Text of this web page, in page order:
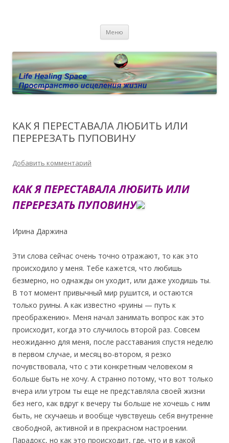
Личный сайт Елены Барымовой
исцелении воспоминанием и ренкарнационике. Услуги.
Меню
КАК Я ПЕРЕСТАВАЛА ЛЮБИТЬ ИЛИ
ПЕРЕРЕЗАТЬ ПУПОВИНУ
Добавить комментарий
КАК Я ПЕРЕСТАВАЛА ЛЮБИТЬ ИЛИ
ПЕРЕРЕЗАТЬ ПУПОВИНУ
Ирина Даржина
Эти слова сейчас очень точно отражают, то как это
происходило у меня. Тебе кажется, что любишь
безмерно, но однажды он уходит, или даже уходишь ты.
В тот момент привычный мир рушится, и остаются
только руины. А как известно «руины — путь к
преображению». Меня начал занимать вопрос как это
происходит, когда это случилось второй раз. Совсем
неожиданно для меня, после расставания спустя неделю
в первом случае, и месяц во-втором, я резко
почувствовала, что с эти конкретным человеком я
больше быть не хочу. А странно потому, что вот только
вчера или утром ты еще не представляла своей жизни
без него, как вдруг к вечеру ты больше не хочешь с ним
быть, не скучаешь и вообще чувствуешь себя внутренне
свободной, активной и в прекрасном настроении.
Парадокс, но как это происходит, где, что и в какой